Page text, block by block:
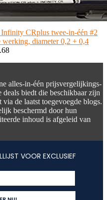
CRplus twee-in-één #2
diameter 0,2 + 0,4
alles-in-één prijsvergelijkings-
deals biedt die beschikbaar zijn
de laatst toegevoegde blogs.
beschermd door hun
inhoud is afgeleid van
VOOR EXCLUSIEF